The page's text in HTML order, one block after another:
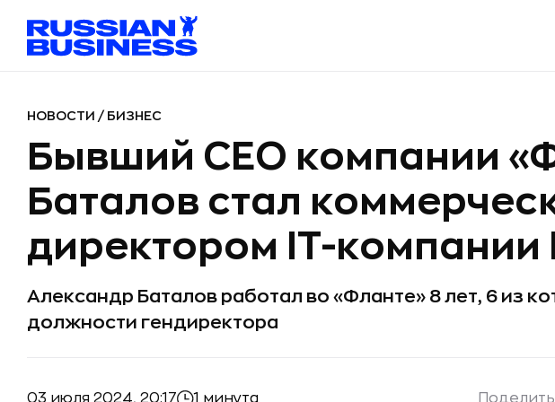
НОВОСТИ / БИЗНЕС
Бывший CEO компании
Баталов стал
директором IT-компании
Александр Баталов работал во «Фланте» 8 лет, 6 из
должности гендиректора
03 июля 2024, 20:17 1 минута